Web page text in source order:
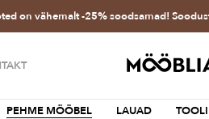
on vähemalt -25% soodsamad!
PEHME MÖÖBEL LAUAD